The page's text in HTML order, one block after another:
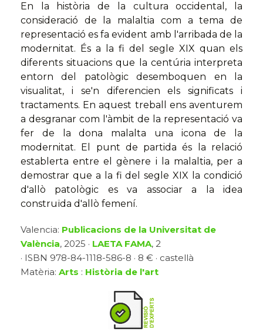
En la història de la cultura occidental, la
consideració de la malaltia com a tema de
representació es fa evident amb l'arribada de la
modernitat. És a la fi del segle XIX quan els
diferents situacions que la centúria interpreta
entorn del patològic desemboquen en la
visualitat, i se'n diferencien els significats i
tractaments. En aquest treball ens aventurem
a desgranar com l'àmbit de la representació va
fer de la dona malalta una icona de la
modernitat. El punt de partida és la relació
establerta entre el gènere i la malaltia, per a
demostrar que a la fi del segle XIX la condició
d'allò patològic es va associar a la idea
construïda d'allò femení.
Valencia: Publicacions de la Universitat de
València, 2025 · LAETA FAMA, 2
· ISBN 978-84-1118-586-8 · 8 € · castellà
Matèria: Arts : Història de l'art